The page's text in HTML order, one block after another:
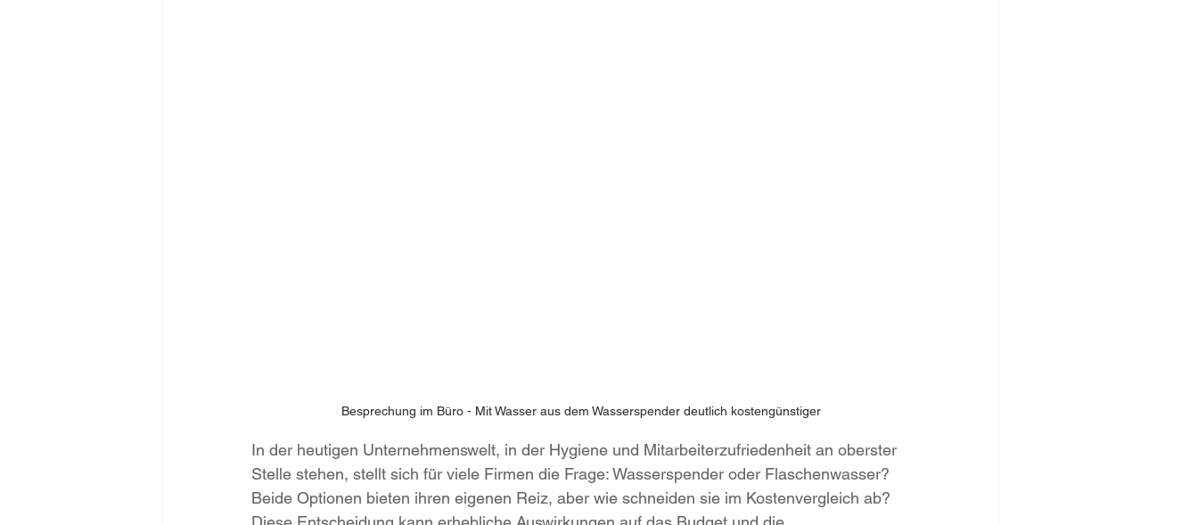
Besprechung im Büro - Mit Wasser aus dem Wasserspender deutlich kostengünstiger
In der heutigen Unternehmenswelt, in der Hygiene und Mitarbeiterzufriedenheit an oberster
Stelle stehen, stellt sich für viele Firmen die Frage: Wasserspender oder Flaschenwasser?
Beide Optionen bieten ihren eigenen Reiz, aber wie schneiden sie im Kostenvergleich ab?